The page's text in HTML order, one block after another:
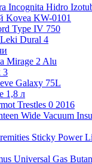
Incognita Hidro
Kovea KW-0101
Type IV 750
Dural 4
Mirage 2 Alu
3
Galaxy 75L
1,8 л
Trestles 0 2016
Wide Vacuum
Sticky Power
Universal Gas